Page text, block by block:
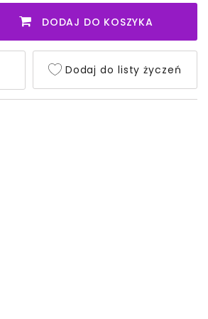
DODAJ DO KOSZYKA
Dodaj do listy życzeń